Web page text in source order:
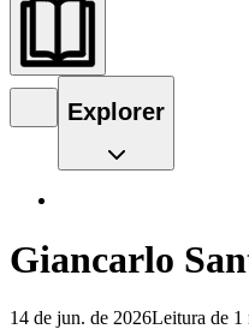
Explorer
Giancarlo
14 de jun. de 2026Leitura de 1